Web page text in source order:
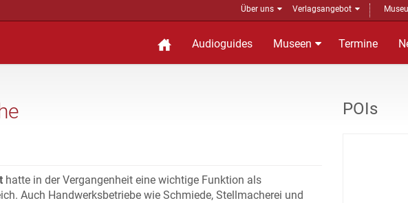
Über uns Verlagsangebot
Audioguides Museen Termine
hatte in der Vergangenheit eine wichtige Funktion als
Auch Handwerksbetriebe wie Schmiede, Stellmacherei und
POIs